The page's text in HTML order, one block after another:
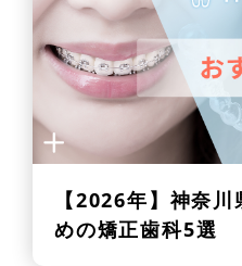
【2026年】 神奈川
めの矯正歯科5選